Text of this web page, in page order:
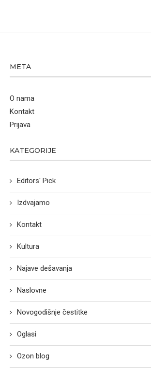
META
O nama
Kontakt
Prijava
KATEGORIJE
Editors' Pick
Izdvajamo
Kontakt
Kultura
Najave dešavanja
Naslovne
Novogodišnje čestitke
Oglasi
Ozon blog